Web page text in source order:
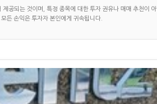
공되는 것이며, 특정 종목에 대한 투자 권유나 매매 추천이
든 손익은 투자자 본인에게 귀속됩니다.